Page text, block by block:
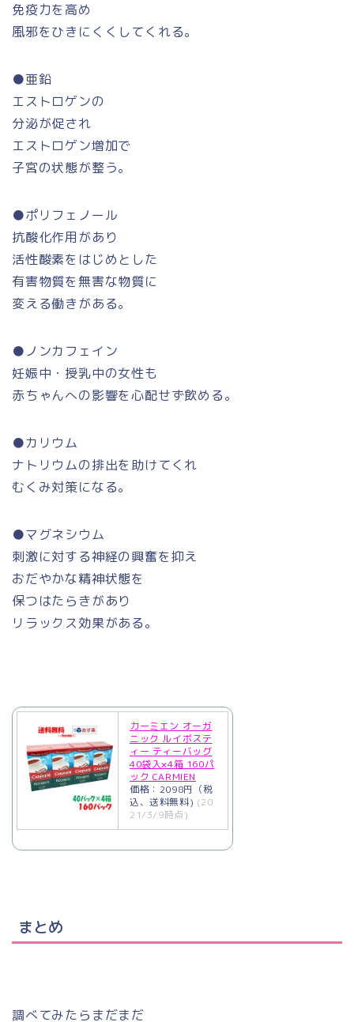
免疫力を高め
風邪をひきにくくしてくれる。
●亜鉛
エストロゲンの
分泌が促され
エストロゲン増加で
子宮の状態が整う。
●ポリフェノール
抗酸化作用があり
活性酸素をはじめとした
有害物質を無害な物質に
変える働きがある。
●ノンカフェイン
妊娠中・授乳中の女性も
赤ちゃんへの影響を心配せず飲める。
●カリウム
ナトリウムの排出を助けてくれ
むくみ対策になる。
●マグネシウム
刺激に対する神経の興奮を抑え
おだやかな精神状態を
保つはたらきがあり
リラックス効果がある。
カーミエン オーガ
ニック ルイボステ
ィー ティーバッグ
40袋入×4箱 160パ
ック CARMIEN
価格：2098円（税
込、送料無料) (20
21/3/9時点)
まとめ
調べてみたらまだまだ